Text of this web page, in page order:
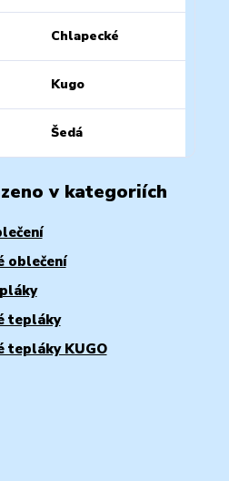
Chlapecké
Kugo
Šedá
v kategoriích
oblečení
tepláky
tepláky KUGO